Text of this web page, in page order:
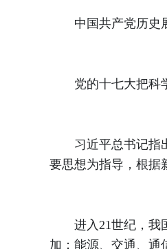
中国共产党历史展
党的十七大把科学
习近平总书记指出
要思想为指导，根据
进入21世纪，我国
加；能源、交通、通